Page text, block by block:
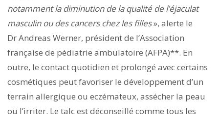
notamment la diminution de la qualité de l’éjaculat
masculin ou des cancers chez les filles», alerte le
Dr Andreas Werner, président de l’Association
française de pédiatrie ambulatoire (AFPA)**. En
outre, le contact quotidien et prolongé avec certains
cosmétiques peut favoriser le développement d’un
terrain allergique ou eczémateux, assécher la peau
ou l’irriter. Le talc est déconseillé comme tous les